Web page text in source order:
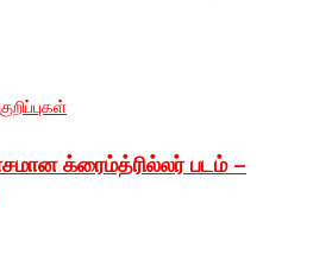
க்ரைம்த்ரில்லர் படம் –